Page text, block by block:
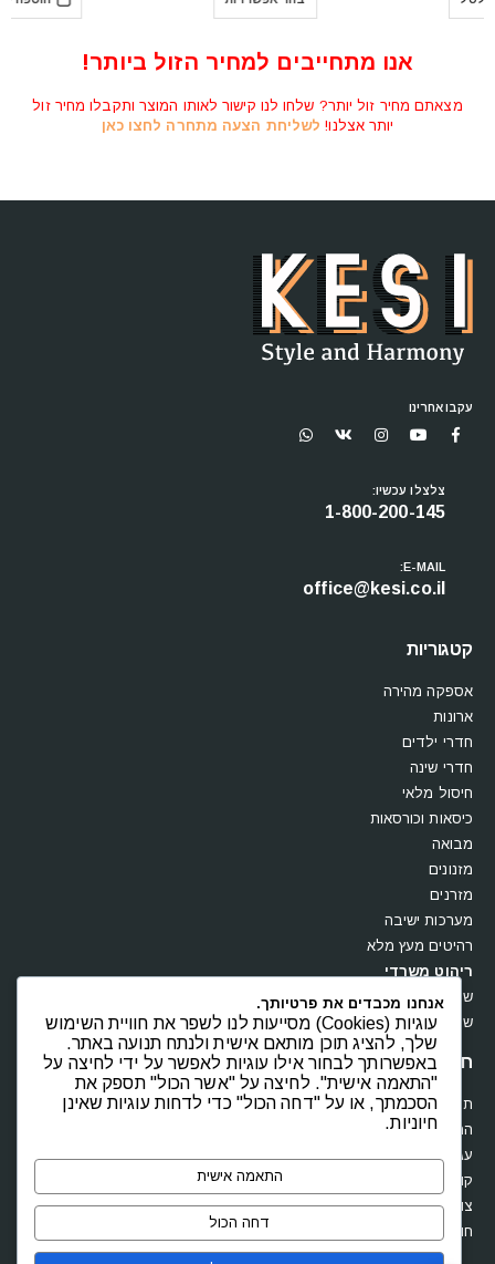
₪1,290.
₪3,310.
₪2,650.
אנו מתחייבים למחיר הזול ביותר!
מצאתם מחיר זול יותר? שלחו לנו קישור לאותו המוצר ותקבלו מחיר זול
יותר אצלנו! לשליחת הצעה מתחרה לחצו כאן
עקבו אחרינו
צלצלו עכשיו:
1-800-200-145
E-MAIL:
office@kesi.co.il
קטגוריות
אספקה מהירה
ארונות
חדרי ילדים
חדרי שינה
חיסול מלאי
כיסאות וכורסאות
מבואה
מזנונים
מזרנים
מערכות ישיבה
רהיטים מעץ מלא
ריהוט משרדי
שולחנות
שידות וקומודות
חנות
תקנון
החשבון שלי
עגלת קניות
קופה
צור קשר
חוות דעת
אנחנו מכבדים את פרטיותך.
עוגיות (Cookies) מסייעות לנו לשפר את חוויית השימוש
שלך, להציג תוכן מותאם אישית ולנתח תנועה באתר.
באפשרותך לבחור אילו עוגיות לאפשר על ידי לחיצה על
"התאמה אישית". לחיצה על "אשר הכול" תספק את
הסכמתך, או על "דחה הכול" כדי לדחות עוגיות שאינן
חיוניות.
התאמה אישית
דחה הכול